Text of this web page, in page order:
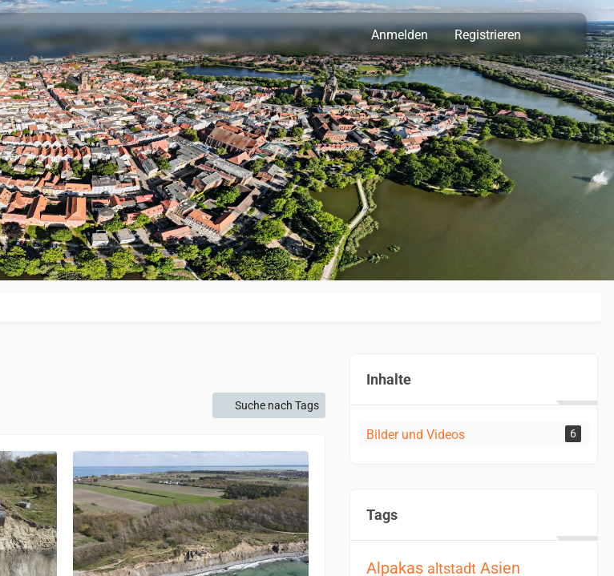
Anmelden Registrieren
Suche nach Tags
Inhalte
Bilder und Videos 6
Tags
Alpakas altstadt Asien